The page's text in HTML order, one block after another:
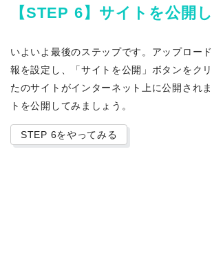
【STEP 6】サイトを公開
いよいよ最後のステップです。アップロー
報を設定し、「サイトを公開」ボタンをク
たのサイトがインターネット上に公開され
トを公開してみましょう。
STEP 6をやってみる